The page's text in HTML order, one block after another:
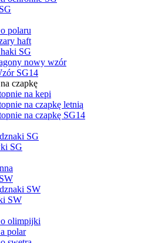
polaru
haft
SG
nowy wzór
SG14
czapkę
na kepi
na czapkę letnią
na czapkę SG14
SG
SG
SW
SW
olimpijki
polar